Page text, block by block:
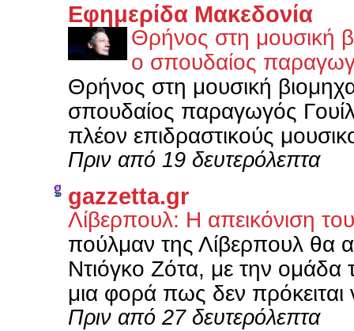
Εφημερίδα Μακεδονία
Θρήνος στη μουσική
ο σπουδαίος
Θρήνος στη μουσική
σπουδαίος παραγωγός
πλέον επιδραστικούς
Πριν από 19 δευτερόλεπτα
gazzetta.gr
Λίβερπουλ: Η απεικόνιση
πούλμαν της Λίβερπουλ θα
Ντιόγκο Ζότα, με την ομάδα
μια φορά πως δεν πρόκειται
Πριν από 27 δευτερόλεπτα